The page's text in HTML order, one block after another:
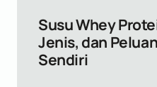
Susu Whey
Jenis, dan
Sendiri